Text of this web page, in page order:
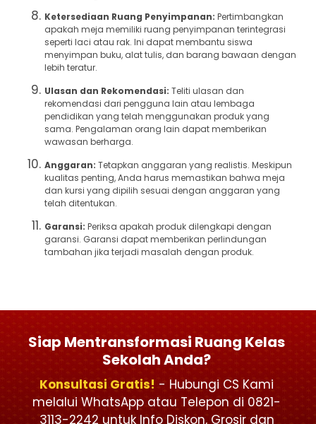
Ketersediaan Ruang Penyimpanan: Pertimbangkan
apakah meja memiliki ruang penyimpanan terintegrasi
seperti laci atau rak. Ini dapat membantu siswa
menyimpan buku, alat tulis, dan barang bawaan dengan
lebih teratur.
Ulasan dan Rekomendasi: Teliti ulasan dan
rekomendasi dari pengguna lain atau lembaga
pendidikan yang telah menggunakan produk yang
sama. Pengalaman orang lain dapat memberikan
wawasan berharga.
Anggaran: Tetapkan anggaran yang realistis. Meskipun
kualitas penting, Anda harus memastikan bahwa meja
dan kursi yang dipilih sesuai dengan anggaran yang
telah ditentukan.
Garansi: Periksa apakah produk dilengkapi dengan
garansi. Garansi dapat memberikan perlindungan
tambahan jika terjadi masalah dengan produk.
Siap Mentransformasi Ruang Kelas
Sekolah Anda?
Konsultasi Gratis! - Hubungi CS Kami
melalui WhatsApp atau Telepon di 0821-
3113-2242 untuk Info Diskon, Grosir dan